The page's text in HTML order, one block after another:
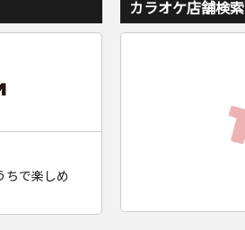
ちで楽しめ
カラオケ店舗検索